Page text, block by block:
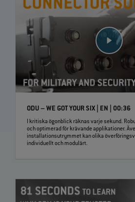
ODU – WE GOT YOUR SIX | EN | 00:36
I kritiska ögonblick räknas varje sekund.
och optimerad för krävande applikationer.
installationsutrymmet kan olika
individuellt och modulärt.